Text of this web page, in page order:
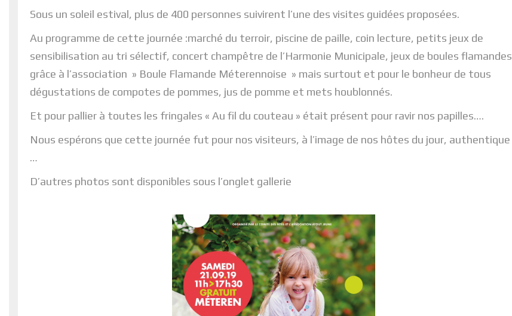
Sous un soleil estival, plus de 400 personnes suivirent l’une des visites guidées proposées.
Au programme de cette journée :marché du terroir, piscine de paille, coin lecture, petits jeux de
sensibilisation au tri sélectif, concert champêtre de l’Harmonie Municipale, jeux de boules flamandes
grâce à l’association » Boule Flamande Méterennoise » mais surtout et pour le bonheur de tous
dégustations de compotes de pommes, jus de pomme et mets houblonnés.
Et pour pallier à toutes les fringales « Au fil du couteau » était présent pour ravir nos papilles….
Nous espérons que cette journée fut pour nos visiteurs, à l’image de nos hôtes du jour, authentique
…
D’autres photos sont disponibles sous l’onglet gallerie